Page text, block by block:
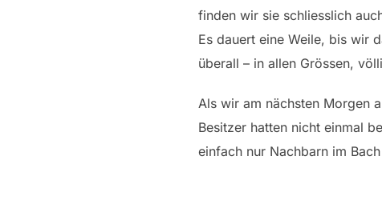
finden wir sie schliesslich
Es dauert eine Weile, bis wir
überall – in allen Grössen,
Als wir am nächsten Morgen
Besitzer hatten nicht einmal
einfach nur Nachbarn im